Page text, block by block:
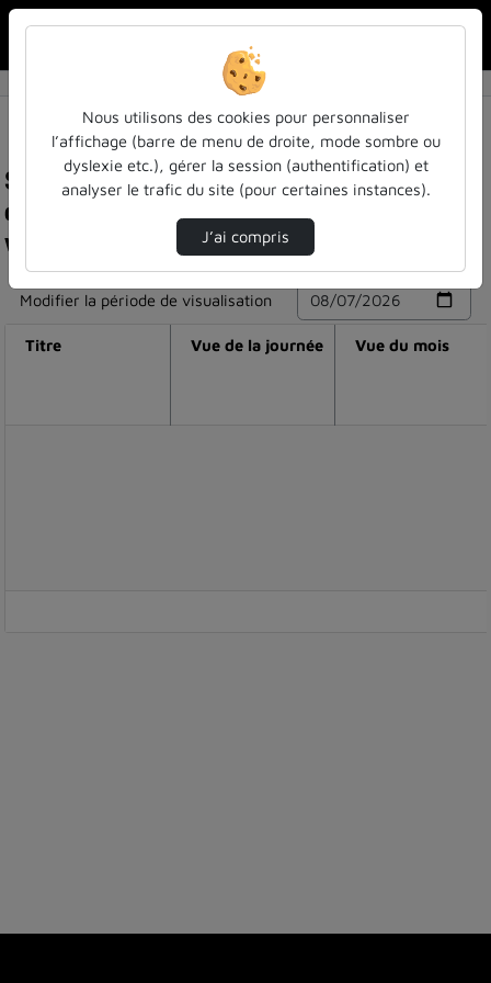
Statistiques de visualisation de la vidéo Les bu
de lorraine en 2021-2022 : les chiffres clés en
vidéo
Modifier la période de visualisation
Titre Vue de la journée Vue du mois
Nous utilisons des cookies pour personnaliser
l’affichage (barre de menu de droite, mode sombre ou
dyslexie etc.), gérer la session (authentification) et
analyser le trafic du site (pour certaines instances).
J’ai compris